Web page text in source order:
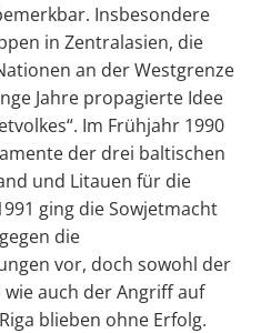
Insbesondere
in Zentralasien, die
an der Westgrenze
Jahre propagierte Idee
Im Frühjahr 1990
der drei baltischen
und Litauen für die
ging die Sowjetmacht
die
vor, doch sowohl der
auch der Angriff auf
blieben ohne Erfolg.